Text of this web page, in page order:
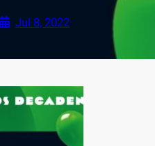
Jul 8, 2022